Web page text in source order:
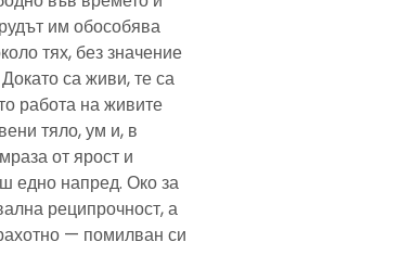
им обособява
тях, без значение
са живи, те са
работа на живите
тяло, ум и, в
от ярост и
едно напред. Око за
реципрочност, а
— помилван си